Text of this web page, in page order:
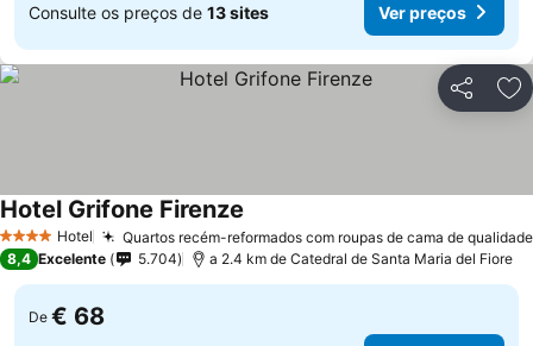
Consulte os preços de 13 sites Ver preços
Partilhar
4 EstrelasHotel Quartos recém-reformados com roupas de cama de qualidade
Hotel Grifone Firenze
8,4 Excelente 5.704 a 2.4 km de Catedral de Santa Maria del Fiore
De € 68